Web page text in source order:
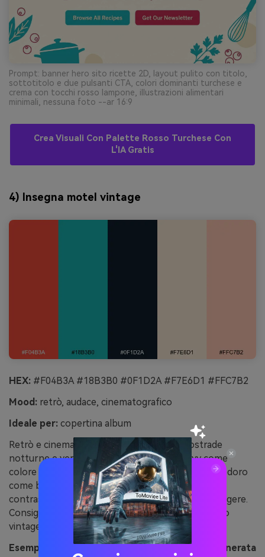
Prompt: banner hero sito ricette 2D, layout pulito con titolo,
sottotitolo e due pulsanti CTA, colori dominanti turchese e
crema con tocchi rosso lampone, illustrazioni alimentari
minimali, nessuna foto --ar 16:9
Crea Visuali Con Palette Rosso Turchese Con
L'IA Gratis
4) Insegna motel vintage
HEX: #F04B3A #18B3B0 #0F1D2A #F7E6D1 #FFC7B2
Mood: retrò, audace, cinematografico
Ideale per: copertina album
Retrò e cinematografico, evoca neon, autostrade
notturne e vernice consunta. Usa il blu navy come
colore di scena e stratifica turchese e rosso pomodoro
come bagliori. Le creme calde ammorbidiscono i
contrasti e sono indicate per outline o texture leggere.
Consiglio: aggiungi grana o halftone per un effetto
vintage anziché digitale.
Esempio immagine di insegna motel vintage generata